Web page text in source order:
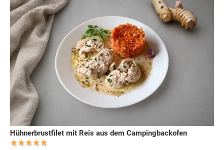
Hühnerbrustfilet mit Reis aus dem Campingbackofen